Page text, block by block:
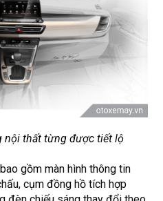
nội thất từng được tiết lộ
gồm màn hình thông tin
cụm đồng hồ tích hợp